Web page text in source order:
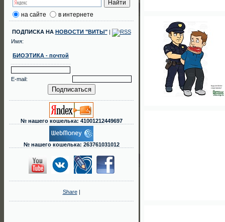
на сайте в интернете
ПОДПИСКА НА НОВОСТИ "ВИТЫ"|
Имя:
БИОЭТИКА - почтой
E-mail:
№ нашего кошелька: 41001212449697
№ нашего кошелька: 263761031012
Share |